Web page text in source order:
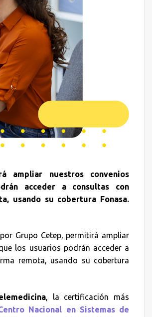
ampliar nuestros convenios
acceder a consultas con
usando su cobertura Fonasa.
Grupo Cetep, permitirá ampliar
los usuarios podrán acceder a
remota, usando su cobertura
, la certificación más
Nacional en Sistemas de